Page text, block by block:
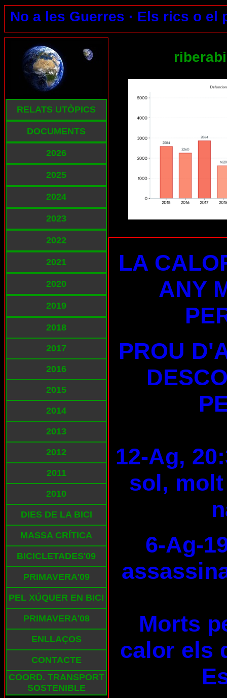
No a les Guerres · Els rics o el
RELATS UTÒPICS
DOCUMENTS
2026
2025
2024
2023
2022
2021
2020
2019
2018
2017
2016
2015
2014
2013
2012
2011
2010
DIES DE LA BICI
MASSA CRÍTICA
BICICLETADES'09
PRIMAVERA'09
PEL XÚQUER EN BICI
PRIMAVERA'08
ENLLAÇOS
CONTACTE
COORD. TRANSPORT
SOSTENIBLE
LA
ANY
PROU
12-Ag,
sol,
6-Ag-
Morts
calor els